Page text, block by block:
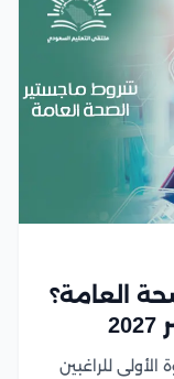
العامة؟
للراغبين